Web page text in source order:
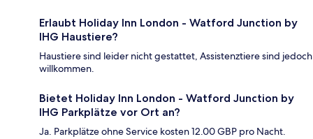
Erlaubt Holiday Inn London - Watford Junction by
IHG Haustiere?
Haustiere sind leider nicht gestattet, Assistenztiere sind jedoch
willkommen.
Bietet Holiday Inn London - Watford Junction by
IHG Parkplätze vor Ort an?
Ja. Parkplätze ohne Service kosten 12.00 GBP pro Nacht.